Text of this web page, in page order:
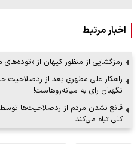
اخبار مرتبط
رمزگشایی از منظور کیهان از «توده‌های
راهکار علی مطهری بعد از ردصلاحیت
نگهبان رای به میانه‌روهاست!
قانع نشدن مردم از ردصلاحیت‌ها توسط
کلی تباه می‌کند